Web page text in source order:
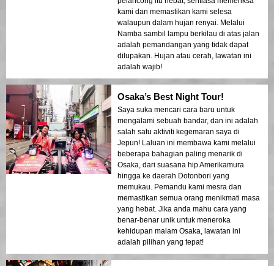
kami dan memastikan kami selesa
walaupun dalam hujan renyai. Melalui
Namba sambil lampu berkilau di atas jalan
adalah pemandangan yang tidak dapat
dilupakan. Hujan atau cerah, lawatan ini
adalah wajib!
Osaka’s Best Night Tour!
Saya suka mencari cara baru untuk
mengalami sebuah bandar, dan ini adalah
salah satu aktiviti kegemaran saya di
Jepun! Laluan ini membawa kami melalui
beberapa bahagian paling menarik di
Osaka, dari suasana hip Amerikamura
hingga ke daerah Dotonbori yang
memukau. Pemandu kami mesra dan
memastikan semua orang menikmati masa
yang hebat. Jika anda mahu cara yang
benar-benar unik untuk meneroka
kehidupan malam Osaka, lawatan ini
adalah pilihan yang tepat!